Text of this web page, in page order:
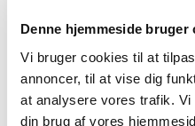
Denne hjemmeside bruger
Vi bruger cookies til at
annoncer, til at vise dig
at analysere vores trafik.
din brug af vores
|22. januar 2021|
Vi har desværre haft et
med Lægemiddelstyrelsens
Tekniske problemer